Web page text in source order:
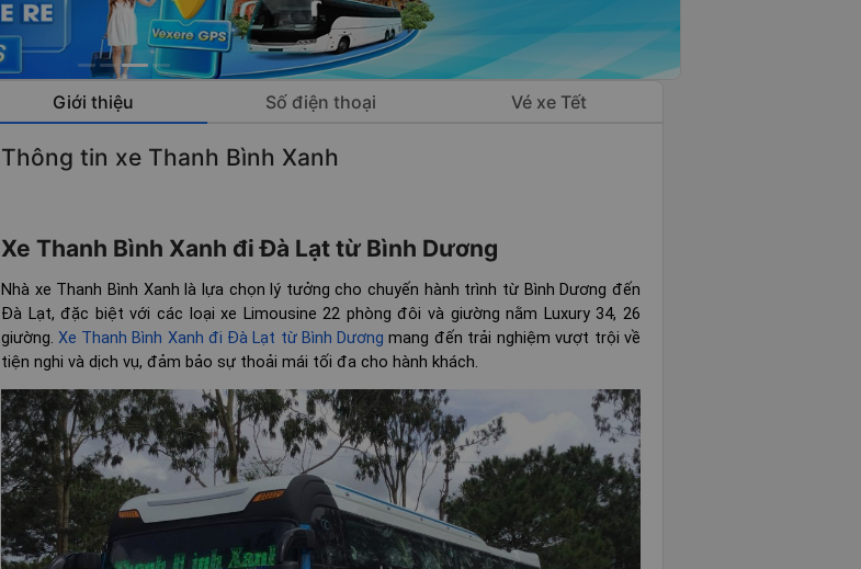
Giới thiệu Số điện thoại Vé xe Tết
Thông tin xe Thanh Bình Xanh
Xe Thanh Bình Xanh đi Đà Lạt từ Bình Dương
Nhà xe Thanh Bình Xanh là lựa chọn lý tưởng cho chuyến hành trình từ Bình Dương đến
Đà Lạt, đặc biệt với các loại xe Limousine 22 phòng đôi và giường nằm Luxury 34, 26
giường. Xe Thanh Bình Xanh đi Đà Lạt từ Bình Dương mang đến trải nghiệm vượt trội về
tiện nghi và dịch vụ, đảm bảo sự thoải mái tối đa cho hành khách.